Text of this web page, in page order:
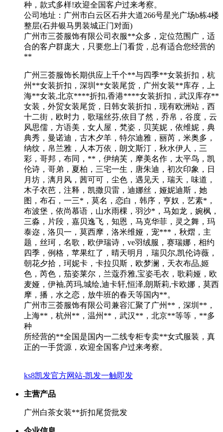
种，款式多样!欢迎全国客户过来考察。
公司地址：广州市白云区石井大道266号星光广场b栋4楼
整层(石井银马男装城正门对面)
广州市三荟服饰有限公司衣服**众多，定位范围广，适
合的客户群庞大，只要您上门看货，总有适合您经营的
**
广州三荟服饰长期供应上千个**与四季**女装折扣，杭
州**女装折扣，深圳**女装尾货，广州女装**库存，上
海**女装,北京****折扣,香港****女装折扣，武汉库存**
女装，外贸女装尾货，日韩女装折扣，现有欧洲站，西
十二街，欧时力，歌瑞丝芬,依目了然，乔帛，谷度，云
风思儒，方语美，女人屋，梵姿，贝芙妮，依维妮，典
典秀，曼诺迪，古木夕羊，特尔迪雅，丽芮，米奥多，
纳纹，帛兰雅，人本万依，朗文斯汀，秋水伊人，三
彩，哥邦，布同，**，伊纳芙，摩美名作，太平鸟，凯
伦诗，哥弟，夏柏，三宅一生，唐朱迪，初次印象，日
月坊，漓月风，茜可可，尘色，遇见天，瑞天，味道，
木子衣芭，注释，凯撒贝雷，迪娜丝，娅妮迪斯，她
图，布石，一三*，莫名，恋白，韩序，亨奴，艺素*，
布波堡，依尚慕语，山水雨棵，羽沙*，马如龙，婉枫，
三淼，片段，嘉贝逸飞，知恩，马克华菲，灵之舞，玛
泰迩，洛贝一，莫西摩，洛米维娅，宠***，秋熠，主
题，丝珂，名歌，欧伊瑞诗，ve羽绒服，赛瑞娜，相约
四季，例格，苹果红了，晴天明月，瑞贝尔,凯伦诗薇，
朝花夕拾，珂妮卡，卡拉贝斯，欧梦澜，天衣布品,姬
色，芮色，茄姿莱尔，兰蔻乔雅,宝姿毛衣，歌莉娅，欧
麦娅，伊袖,芮玛,城绘,迪卡轩,恒泽,朗斯莉,卡欧娜，莫西
摩，播，水之恋，放牛班的春天等国内**。
广州市三荟服饰有限公司兼容汇聚了广州**，深圳**，
上海**，杭州**，温州**，武汉**，北京**等等，**多
种
所经营的**全国是国内一二线专柜专卖**女式服装，真
正的一手货源，欢迎全国客户过来考察。
ks8凯发官方网站-凯发一触即发
主营产品
广州白茶女装**折扣尾货批发